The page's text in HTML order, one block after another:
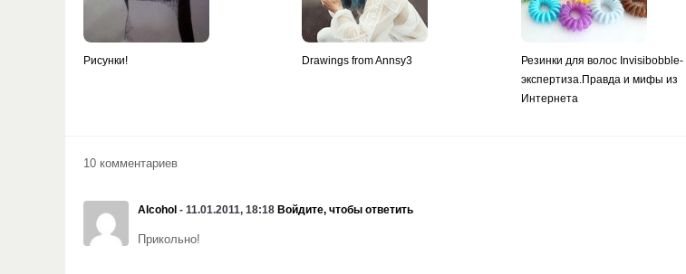
Рисунки! Drawings from Annsy3
Резинки для волос Invisibobble-
экспертиза.Правда и мифы из
Интернета
10 комментариев
Alcohol - 11.01.2011, 18:18 Войдите, чтобы ответить
Прикольно!